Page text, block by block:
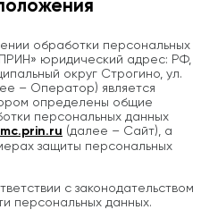
обработки персональных
юридический адрес: РФ,
округ Строгино, ул.
– Оператор) является
определены общие
персональных данных
mc.prin.ru (далее – Сайт), а
защиты персональных
с законодательством
персональных данных.